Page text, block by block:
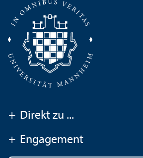
+ Direkt zu ...
+ Engagement